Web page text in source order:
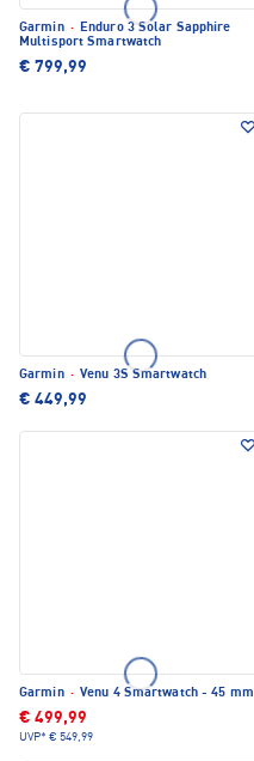
Garmin · Enduro 3 Solar Sapphire
Multisport Smartwatch
€ 799,99
Garmin · Venu 3S Smartwatch
€ 449,99
Garmin · Venu 4 Smartwatch - 45 mm
€ 499,99
UVP* € 549,99